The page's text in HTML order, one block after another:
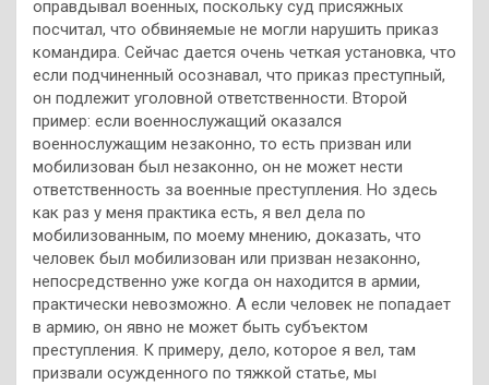
оправдывал военных, поскольку суд присяжных
посчитал, что обвиняемые не могли нарушить приказ
командира. Сейчас дается очень четкая установка, что
если подчиненный осознавал, что приказ преступный,
он подлежит уголовной ответственности. Второй
пример: если военнослужащий оказался
военнослужащим незаконно, то есть призван или
мобилизован был незаконно, он не может нести
ответственность за военные преступления. Но здесь
как раз у меня практика есть, я вел дела по
мобилизованным, по моему мнению, доказать, что
человек был мобилизован или призван незаконно,
непосредственно уже когда он находится в армии,
практически невозможно. А если человек не попадает
в армию, он явно не может быть субъектом
преступления. К примеру, дело, которое я вел, там
призвали осужденного по тяжкой статье, мы